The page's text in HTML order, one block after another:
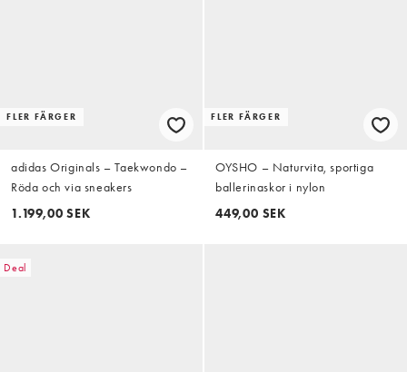
FLER FÄRGER
adidas Originals – Taekwondo –
Röda och via sneakers
1.199,00 SEK
FLER FÄRGER
OYSHO – Naturvita, sportiga
ballerinaskor i nylon
449,00 SEK
Deal